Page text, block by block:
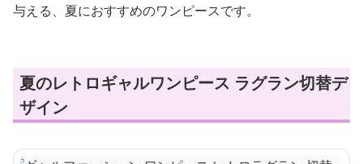
与える、夏におすすめのワンピースです。
夏のレトロギャルワンピース ラグラン切替デ
ザイン